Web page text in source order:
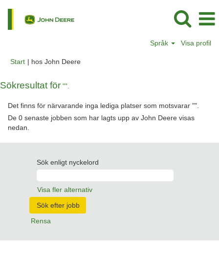
Språk Visa profil
Start | hos John Deere(aktuell
Sökresultat för "".
Det finns för närvarande inga lediga platser som motsvarar "".
De 0 senaste jobben som har lagts upp av John Deere visas
nedan.
Sök enligt nyckelord
Visa fler alternativ
Rensa